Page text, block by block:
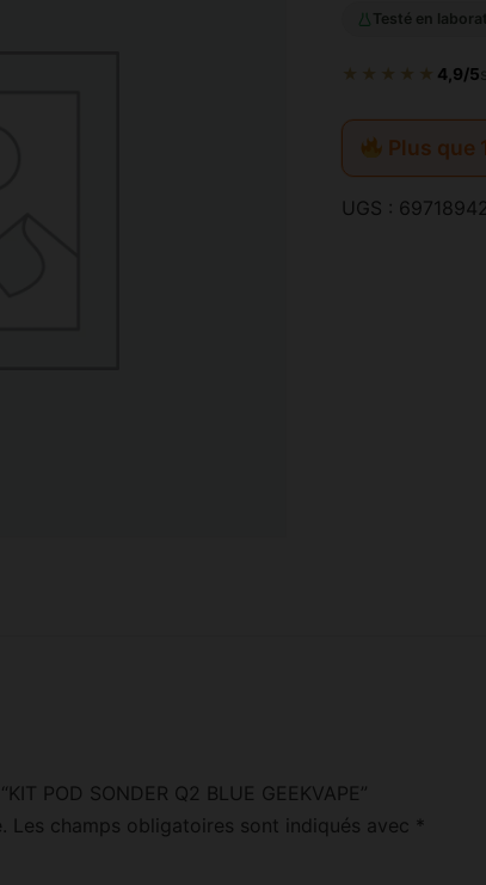
Testé en
★★★★★ 4,9/5
Plus que
UGS :
POD SONDER Q2 BLUE GEEKVAPE”
Les champs obligatoires sont indiqués avec *